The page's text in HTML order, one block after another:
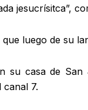
jesucrísitca”,
luego de su
casa de San
canal 7.